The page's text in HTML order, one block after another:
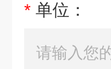
* 单位：